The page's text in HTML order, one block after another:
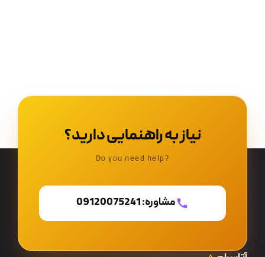
نیاز به راهنمایی دارید؟
?Do you need help
مشاوره: 09120075241